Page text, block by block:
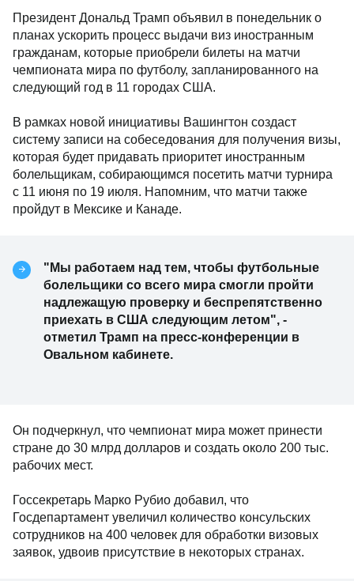
Президент Дональд Трамп объявил в понедельник о
планах ускорить процесс выдачи виз иностранным
гражданам, которые приобрели билеты на матчи
чемпионата мира по футболу, запланированного на
следующий год в 11 городах США.
В рамках новой инициативы Вашингтон создаст
систему записи на собеседования для получения визы,
которая будет придавать приоритет иностранным
болельщикам, собирающимся посетить матчи турнира
с 11 июня по 19 июля. Напомним, что матчи также
пройдут в Мексике и Канаде.
"Мы работаем над тем, чтобы футбольные
болельщики со всего мира смогли пройти
надлежащую проверку и беспрепятственно
приехать в США следующим летом", -
отметил Трамп на пресс-конференции в
Овальном кабинете.
Он подчеркнул, что чемпионат мира может принести
стране до 30 млрд долларов и создать около 200 тыс.
рабочих мест.
Госсекретарь Марко Рубио добавил, что
Госдепартамент увеличил количество консульских
сотрудников на 400 человек для обработки визовых
заявок, удвоив присутствие в некоторых странах.